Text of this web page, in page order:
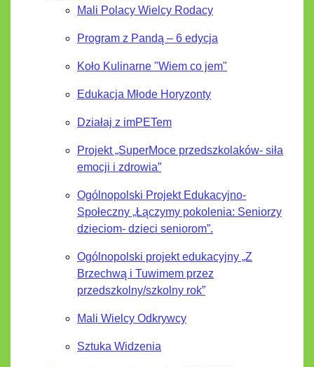
Mali Polacy Wielcy Rodacy
Program z Pandą – 6 edycja
Koło Kulinarne "Wiem co jem"
Edukacja Młode Horyzonty
Działaj z imPETem
Projekt „SuperMoce przedszkolaków- siła
emocji i zdrowia”
Ogólnopolski Projekt Edukacyjno-
Społeczny „Łączymy pokolenia: Seniorzy
dzieciom- dzieci seniorom”.
Ogólnopolski projekt edukacyjny „Z
Brzechwą i Tuwimem przez
przedszkolny/szkolny rok”
Mali Wielcy Odkrywcy
Sztuka Widzenia